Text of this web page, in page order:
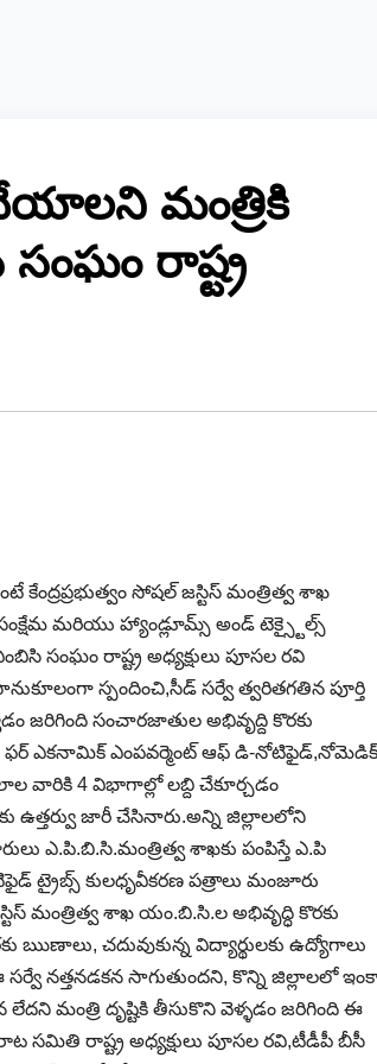
మంత్రికి
రాష్ట్ర
కేంద్రప్రభుత్వం సోషల్ జస్టిస్ మంత్రిత్వ శాఖ
మరియు హ్యాండ్లూమ్స్ అండ్ టెక్స్టైల్స్
సంఘం రాష్ట్ర అధ్యక్షులు పూసల రవి
స్పందించి,సీడ్ సర్వే త్వరితగతిన పూర్తి
సంచారజాతుల అభివృద్ది కొరకు
ఫర్ ఎకనామిక్ ఎంపవర్మెంట్ ఆఫ్ డి-నోటిఫైడ్,నోమెడిక్
వారికి 4 విభాగాల్లో లబ్ది చేకూర్చడం
ఉత్తర్వు జారీ చేసినారు.అన్ని జిల్లాలలోని
ఎ.పి.బి.సి.మంత్రిత్వ శాఖకు పంపిస్తే ఎ.పి
ట్రైబ్స్ కులధృవీకరణ పత్రాలు మంజూరు
మంత్రిత్వ శాఖ యం.బి.సి.ల అభివృద్ధి కొరకు
ఋణాలు, చదువుకున్న విద్యార్థులకు ఉద్యోగాలు
సర్వే నత్తనడకన సాగుతుందని, కొన్ని జిల్లాలలో
మంత్రి దృష్టికి తీసుకొని వెళ్ళడం జరిగింది ఈ
రాష్ట్ర అధ్యక్షులు పూసల రవి,టీడీపీ బీసీ